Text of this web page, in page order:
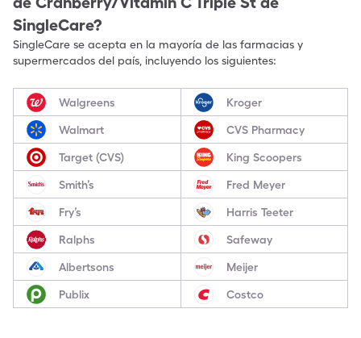
SingleCare?
SingleCare se acepta en la mayoría de las farmacias y
supermercados del país, incluyendo los siguientes:
Walgreens Kroger
Walmart CVS Pharmacy
Target (CVS) King Scoopers
Smith’s Fred Meyer
Fry’s Harris Teeter
Ralphs Safeway
Albertsons Meijer
Publix Costco